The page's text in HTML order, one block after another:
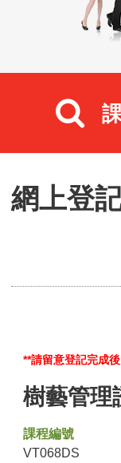
網上登
**請留意登記完成
樹藝管理
課程編號
VT068DS